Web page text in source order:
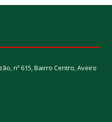
nº 615, Bairro Centro, Aveiro